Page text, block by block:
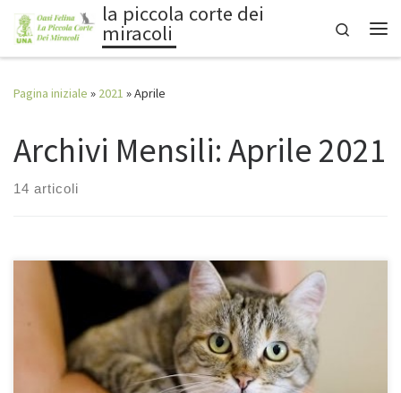
Passa al contenutola piccola corte dei
miracoli
Search
Pagina iniziale » 2021 »Aprile
Archivi Mensili:Aprile 2021
14 articoli